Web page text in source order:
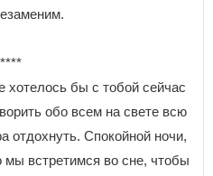
****
хотелось бы с тобой сейчас
обо всем на свете всю
отдохнуть. Спокойной ночи,
встретимся во сне, чтобы